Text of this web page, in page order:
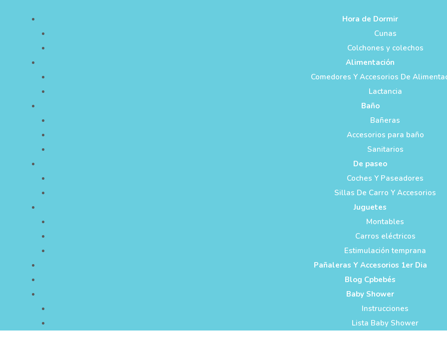
Hora de Dormir
Cunas
Colchones y colechos
Alimentación
Comedores Y Accesorios De
Lactancia
Baño
Bañeras
Accesorios para baño
Sanitarios
De paseo
Coches Y Paseadores
Sillas De Carro Y Accesorios
Juguetes
Montables
Carros eléctricos
Estimulación temprana
Pañaleras Y Accesorios 1er Dia
Blog Cpbebés
Baby Shower
Instrucciones
Lista Baby Shower